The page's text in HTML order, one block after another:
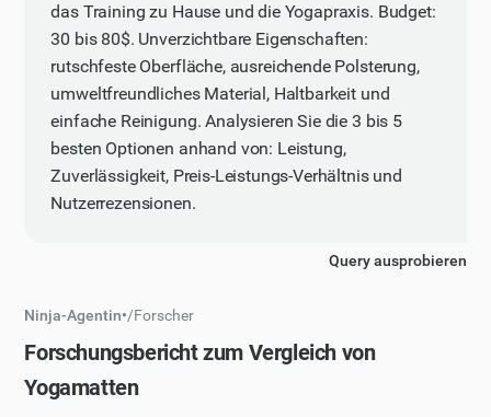
das Training zu Hause und die Yogapraxis. Budget:
30 bis 80$. Unverzichtbare Eigenschaften:
rutschfeste Oberfläche, ausreichende Polsterung,
umweltfreundliches Material, Haltbarkeit und
einfache Reinigung. Analysieren Sie die 3 bis 5
besten Optionen anhand von: Leistung,
Zuverlässigkeit, Preis-Leistungs-Verhältnis und
Nutzerrezensionen.
Query ausprobieren
Ninja-Agentin•/Forscher
Forschungsbericht zum Vergleich von
Yogamatten